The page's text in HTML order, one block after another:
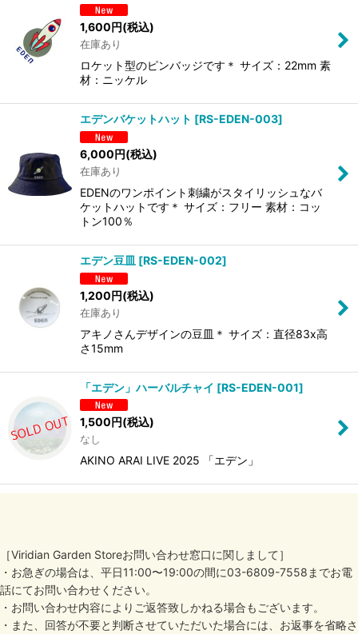
1,600円(税込)
在庫あり
ロケット型のピンバッジです＊ サイズ：22mm 素
材：ニッケル
エデンバケットハット [RS-EDEN-003]
6,000円(税込)
在庫あり
EDENのワンポイント刺繍がスタイリッシュなバ
ケットハットです＊ サイズ：フリー 素材：コッ
トン100％
エデン豆皿 [RS-EDEN-002]
1,200円(税込)
在庫あり
アキノさんデザインの豆皿＊ サイズ：直径83x高
さ15mm
「エデン」ハーバルチャイ [RS-EDEN-001]
1,500円(税込)
なし
AKINO ARAI LIVE 2025 「エデン」
［Viridian Garden Storeお問い合わせ窓口に関しまして］
・お急ぎの場合は、平日11:00〜19:00の間に03-6809-7558までお電
話にてお問い合わせください。
・お問い合わせ内容によりご返答致しかねる場合もございます。
・また、回答が不要と判断させていただいた場合には、お返事を省略さ